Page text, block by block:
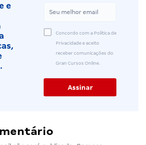
e
Concordo com a Política de
Privacidade e aceito
receber comunicações do
Gran Cursos Online.